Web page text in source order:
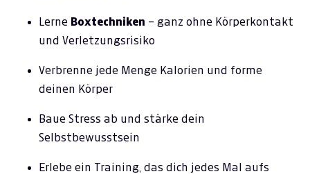
Lerne Boxtechniken – ganz ohne Körperkontakt
und Verletzungsrisiko
Verbrenne jede Menge Kalorien und forme
deinen Körper
Baue Stress ab und stärke dein
Selbstbewusstsein
Erlebe ein Training, das dich jedes Mal aufs